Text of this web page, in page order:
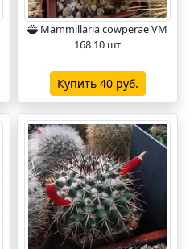
Mammillaria cowperae VM
168 10 шт
Купить 40 руб.